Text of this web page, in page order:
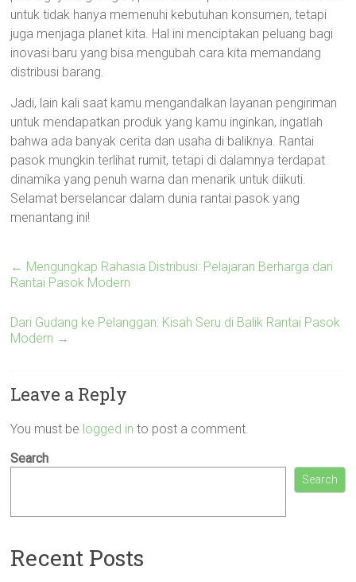
untuk tidak hanya memenuhi kebutuhan konsumen, tetapi
juga menjaga planet kita. Hal ini menciptakan peluang bagi
inovasi baru yang bisa mengubah cara kita memandang
distribusi barang.
Jadi, lain kali saat kamu mengandalkan layanan pengiriman
untuk mendapatkan produk yang kamu inginkan, ingatlah
bahwa ada banyak cerita dan usaha di baliknya. Rantai
pasok mungkin terlihat rumit, tetapi di dalamnya terdapat
dinamika yang penuh warna dan menarik untuk diikuti.
Selamat berselancar dalam dunia rantai pasok yang
menantang ini!
← Mengungkap Rahasia Distribusi: Pelajaran Berharga dari
Rantai Pasok Modern
Dari Gudang ke Pelanggan: Kisah Seru di Balik Rantai Pasok
Modern →
Leave a Reply
You must be logged in to post a comment.
Search
Search
Recent Posts